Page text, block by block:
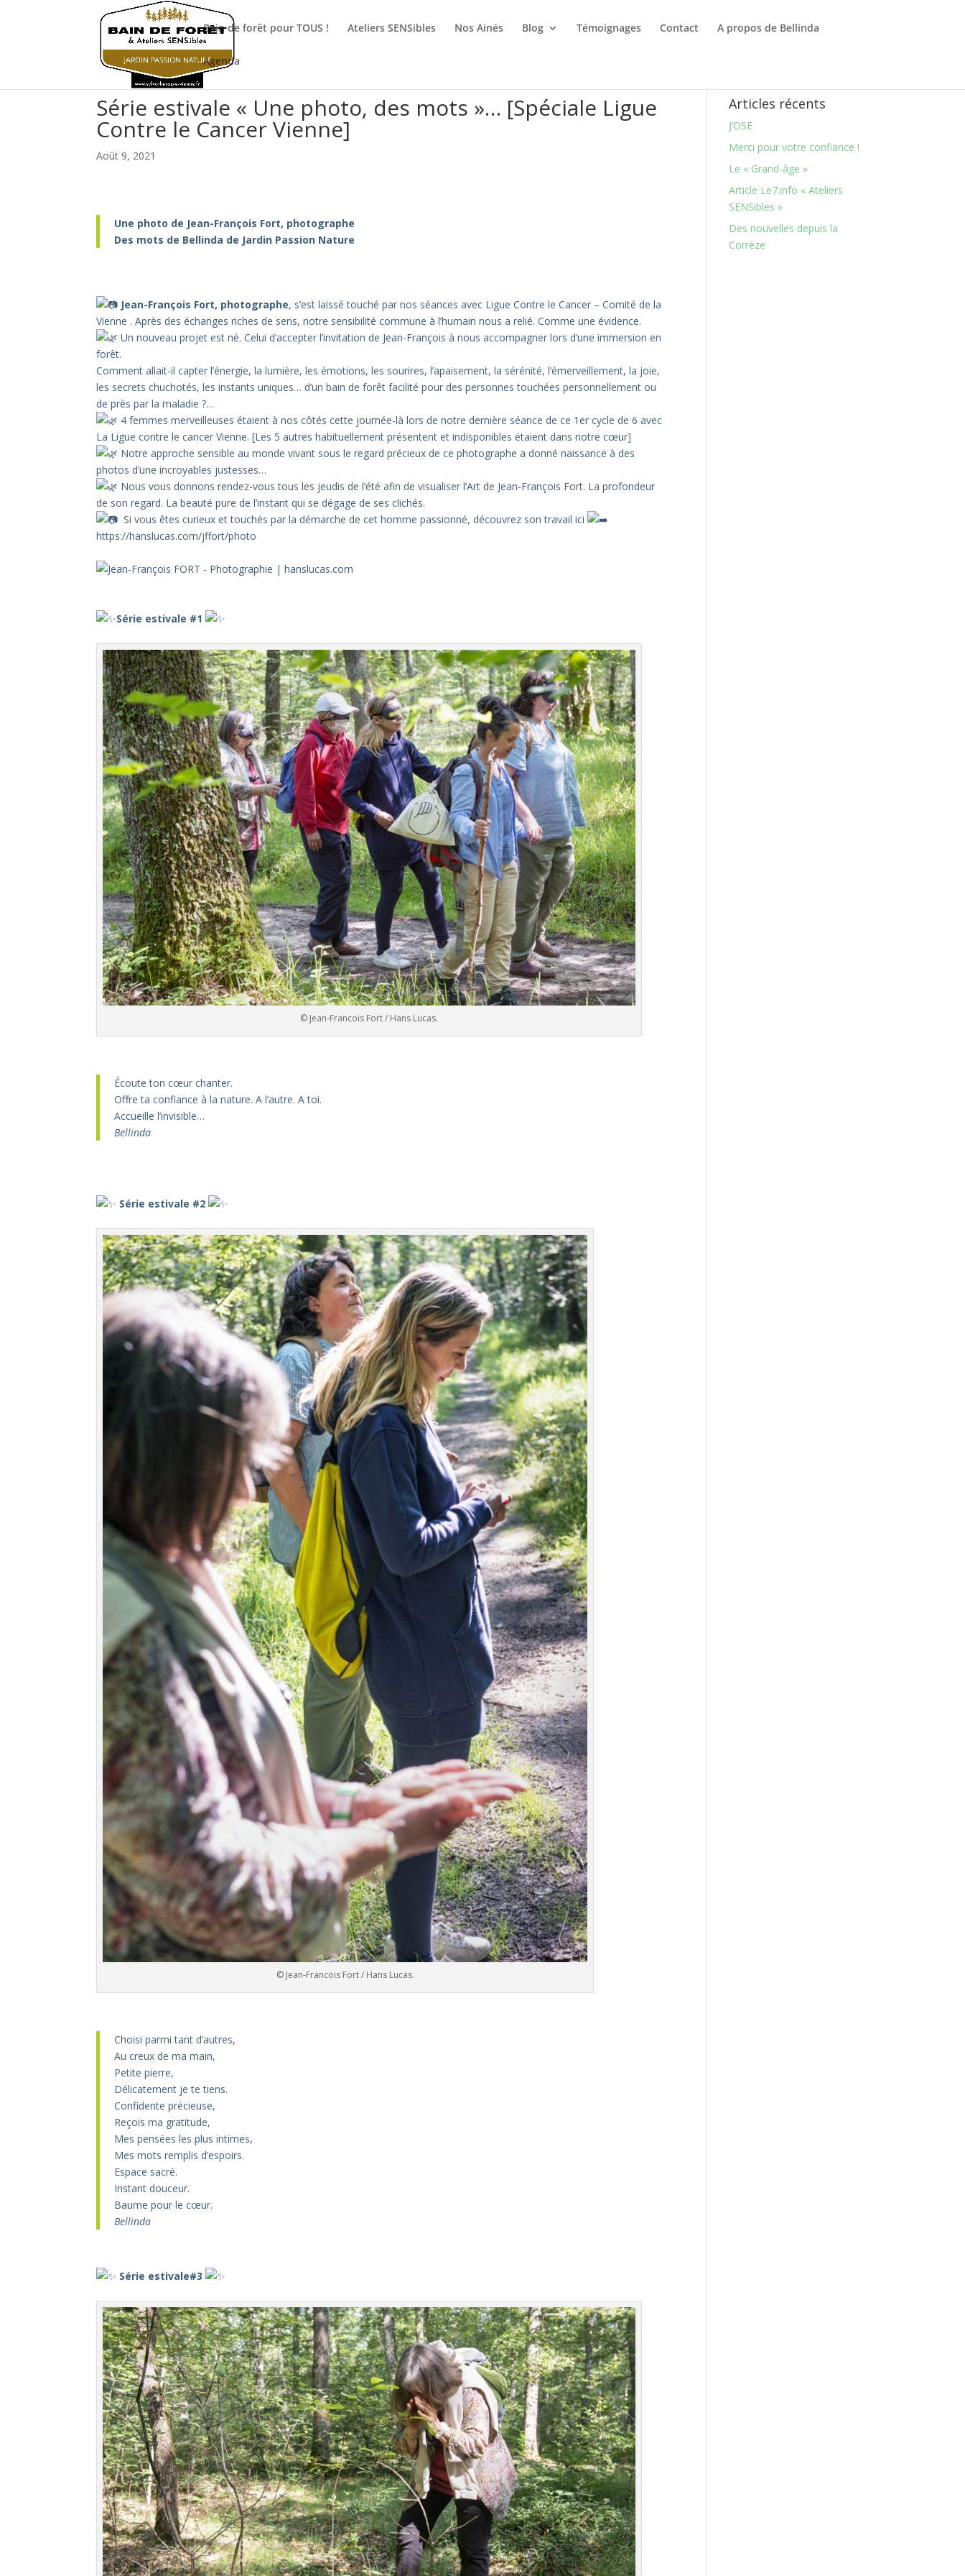
Bain de forêt pour TOUS ! Ateliers SENSibles Nos Ainés Blog Témoignages Contact A propos de Bellinda
Agenda
Série estivale « Une photo, des mots »… [Spéciale Ligue
Contre le Cancer Vienne]
Août 9, 2021
Une photo de Jean-François Fort, photographe
Des mots de Bellinda de Jardin Passion Nature
Jean-François Fort, photographe, s’est laissé touché par nos séances avec Ligue Contre le Cancer – Comité de la
Vienne . Après des échanges riches de sens, notre sensibilité commune à l’humain nous a relié. Comme une évidence.
Un nouveau projet est né. Celui d’accepter l’invitation de Jean-François à nous accompagner lors d’une immersion en
forêt.
Comment allait-il capter l’énergie, la lumière, les émotions, les sourires, l’apaisement, la sérénité, l’émerveillement, la joie,
les secrets chuchotés, les instants uniques… d’un bain de forêt facilité pour des personnes touchées personnellement ou
de près par la maladie ?…
4 femmes merveilleuses étaient à nos côtés cette journée-là lors de notre dernière séance de ce 1er cycle de 6 avec
La Ligue contre le cancer Vienne. [Les 5 autres habituellement présentent et indisponibles étaient dans notre cœur]
Notre approche sensible au monde vivant sous le regard précieux de ce photographe a donné naissance à des
photos d’une incroyables justesses…
Nous vous donnons rendez-vous tous les jeudis de l’été afin de visualiser l’Art de Jean-François Fort. La profondeur
de son regard. La beauté pure de l’instant qui se dégage de ses clichés.
Si vous êtes curieux et touchés par la démarche de cet homme passionné, découvrez son travail ici
https://hanslucas.com/jffort/photo
Série estivale #1
© Jean-Francois Fort / Hans Lucas.
Écoute ton cœur chanter.
Offre ta confiance à la nature. A l’autre. A toi.
Accueille l’invisible…
Bellinda
Série estivale #2
© Jean-Francois Fort / Hans Lucas.
Choisi parmi tant d’autres,
Au creux de ma main,
Petite pierre,
Délicatement je te tiens.
Confidente précieuse,
Reçois ma gratitude,
Mes pensées les plus intimes,
Mes mots remplis d’espoirs.
Espace sacré.
Instant douceur.
Baume pour le cœur.
Bellinda
Série estivale#3
Articles récents
J’OSE
Merci pour votre confiance !
Le « Grand-âge »
Article Le7.info « Ateliers
SENSibles »
Des nouvelles depuis la
Corrèze